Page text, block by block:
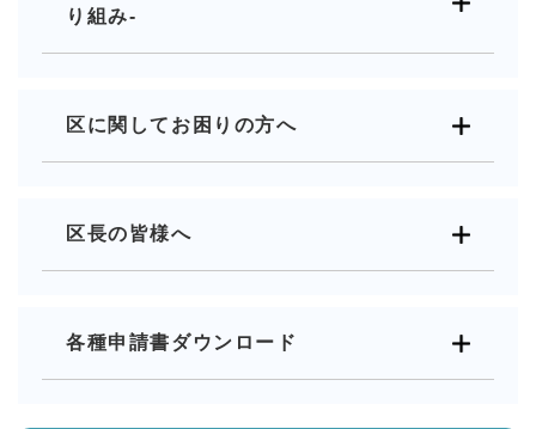
り組み-
区に関してお困りの方へ
区長の皆様へ
各種申請書ダウンロード